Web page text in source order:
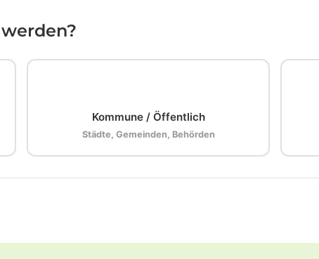
Kommune / Öffentlich
Städte, Gemeinden, Behörden